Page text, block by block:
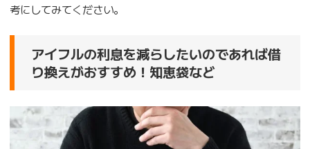
考にしてみてください。
アイフルの利息を減らしたいのであれば借
り換えがおすすめ！知恵袋など